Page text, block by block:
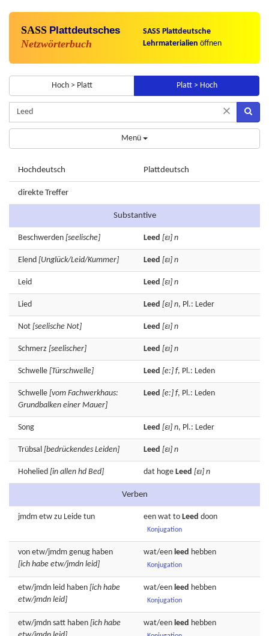
SASS Plattdeutsches
Netzwörterbuch
SASS Plattdeutsche
Lehrmaterialien öffnen
Hoch > Platt Platt > Hoch
×
Menü
Hochdeutsch Plattdeutsch
direkte Treffer
Substantive
Beschwerden [seelische] Leed [εɪ] n
Elend [Unglück/Leid/Kummer] Leed [εɪ] n
Leid Leed [εɪ] n
Lied Leed [εɪ] n, Pl.: Leder
Not [seelische Not] Leed [εɪ] n
Schmerz [seelischer] Leed [εɪ] n
Schwelle [Türschwelle] Leed [e:] f, Pl.: Leden
Schwelle [vom Fachwerkhaus:
Grundbalken einer Mauer]
Leed [e:] f, Pl.: Leden
Song Leed [εɪ] n, Pl.: Leder
Trübsal [bedrückendes Leiden] Leed [εɪ] n
Hohelied [in allen hd Bed] dat hoge Leed [εɪ] n
Verben
jmdm etw zu Leide tun een wat to Leed doon
Konjugation
von etw/jmdm genug haben
[ich habe etw/jmdn leid]
wat/een leed hebben
Konjugation
etw/jmdn leid haben [ich habe
etw/jmdn leid]
wat/een leed hebben
Konjugation
etw/jmdn satt haben [ich habe
wat/een leed hebben